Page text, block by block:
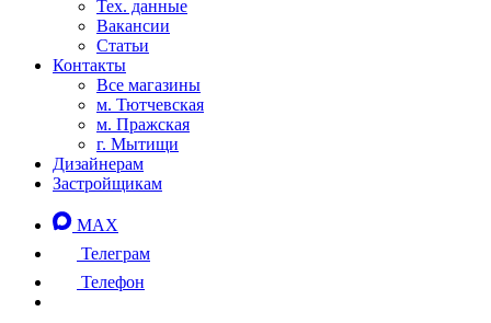
Тех. данные
Вакансии
Статьи
Контакты
Все магазины
м. Тютчевская
м. Пражская
г. Мытищи
Дизайнерам
Застройщикам
MAX
Телеграм
Телефон